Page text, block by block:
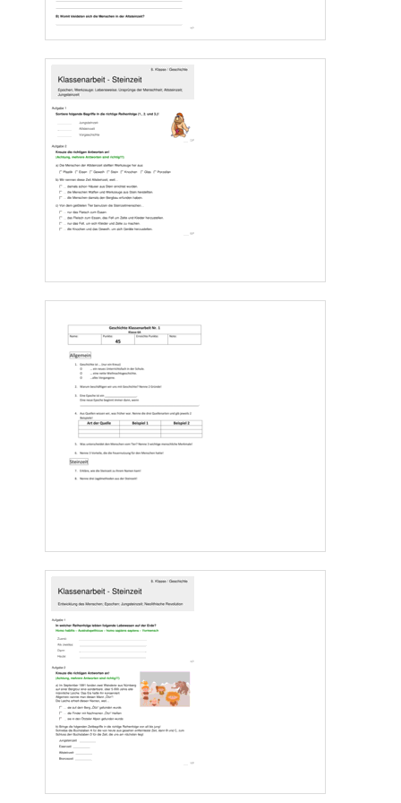
3. Von wann bis wann dauerte die Jungsteinzeit in Europa?
4. Vergleiche das Leben in der Altsteinzeit und der Jungsteinzeit hinsichtlich:
Altsteinzeit Jungsteinzeit
Nahrungserwerb:
Unterkunft:
Nenne 4 neue Erfindungen der Jungsteinzeit:
6. Warum vermuten wir, dass die Menschen der Steinzeit an Naturgötter glaubt